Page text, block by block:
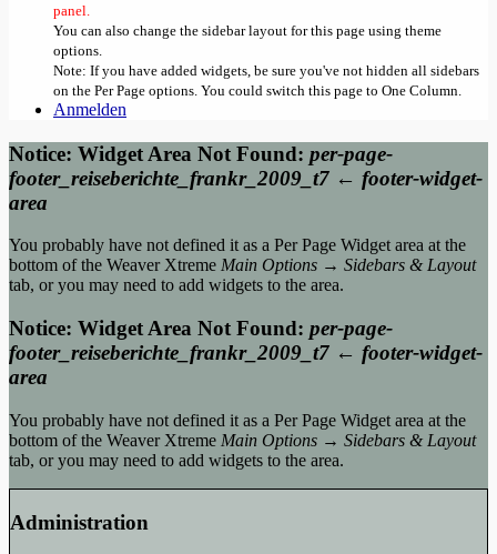
panel.
You can also change the sidebar layout for this page using theme
options.
Note: If you have added widgets, be sure you've not hidden all sidebars
on the Per Page options. You could switch this page to One Column.
Anmelden
Notice: Widget Area Not Found: per-page-
footer_reiseberichte_frankr_2009_t7 ← footer-widget-
area
You probably have not defined it as a Per Page Widget area at the
bottom of the Weaver Xtreme Main Options → Sidebars & Layout
tab, or you may need to add widgets to the area.
Notice: Widget Area Not Found: per-page-
footer_reiseberichte_frankr_2009_t7 ← footer-widget-
area
You probably have not defined it as a Per Page Widget area at the
bottom of the Weaver Xtreme Main Options → Sidebars & Layout
tab, or you may need to add widgets to the area.
Administration